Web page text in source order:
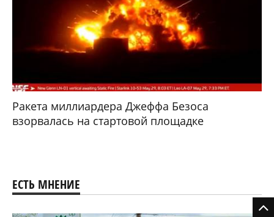
Ракета миллиардера Джеффа Безоса
взорвалась на стартовой площадке
ЕСТЬ МНЕНИЕ